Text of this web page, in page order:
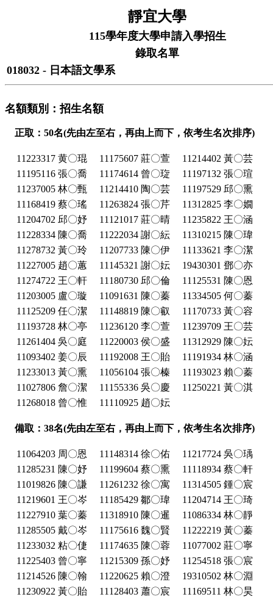
靜宜大學
115學年度大學申請入學招生
錄取名單
018032 - 日本語文學系
名額類別：招生名額
正取：50名(先由左至右，再由上而下，依考生名次排序)
11223317 黄〇琨 11175607 莊〇萱
11214402 黃〇芸
11195116 張〇喬
11174614 曾〇琁
11197132 張〇瑄
11237005 林〇甄
11214410 陶〇芸
11197529 邱〇熏
11168419 蔡〇瑤
11263824 張〇芹
11312825 李〇嫺
11204702 邱〇妤
11121017 莊〇晴
11235822 王〇涵
11228334 陳〇喬
11222034 謝〇紜
11310215 陳〇瑋
11278732 黃〇玲
11207733 陳〇伊
11133621 李〇潔
11227005 趙〇蕙
11145321 謝〇妘
19430301 鄧〇亦
11274722 王〇軒
11180730 邱〇倫
11125531 陳〇恩
11203005 盧〇璇
11091631 陳〇蓁
11334505 何〇蓁
11125209 任〇潔
11148819 陳〇叡
11170733 黃〇容
11193728 林〇亭
11236120 李〇萱
11239709 王〇芸
11261404 吳〇庭
11220003 侯〇盛
11312929 陳〇妘
11093402 姜〇辰
11192008 王〇貽
11191934 林〇涵
11233013 黃〇熏
11056104 張〇榛
11193023 賴〇蓁
11027806 詹〇潔
11155336 吳〇慶
11250221 黃〇淇
11268018 曾〇惟
11110925 趙〇妘
備取：38名(先由左至右，再由上而下，依考生名次排序)
11064203 周〇恩 11148314 徐〇佑
11217724 吳〇瑀
11285231 陳〇妤
11199604 蔡〇熏
11118934 蔡〇軒
11019826 陳〇謙
11261232 徐〇寓
11314505 鍾〇宸
11219601 王〇岑
11185429 鄒〇瑋
11204714 王〇琦
11227910 葉〇蓁
11318910 陳〇暹
11086334 林〇靜
11285505 戴〇岑
11175616 魏〇賢
11222219 黃〇蓁
11233032 粘〇倢
11174635 陳〇蓉
11077002 莊〇寧
11225403 曾〇寧
11215309 孫〇妤
11254518 張〇宸
11214526 陳〇翰
11220625 賴〇澄
19310502 林〇淵
11230922 黃〇貽
11128403 蕭〇宸
11169511 林〇昊